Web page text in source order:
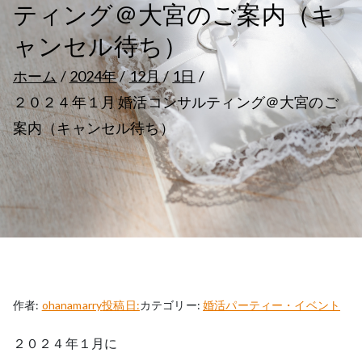
ティング＠大宮のご案内（キ
ャンセル待ち）
ホーム 2024年 12月
1日
２０２４年１月 婚活コンサルティング＠大宮のご
案内（キャンセル待ち）
作者: ohanamarry投稿日:カテゴリー:婚活パーティー・イベント
２０２４年１月に